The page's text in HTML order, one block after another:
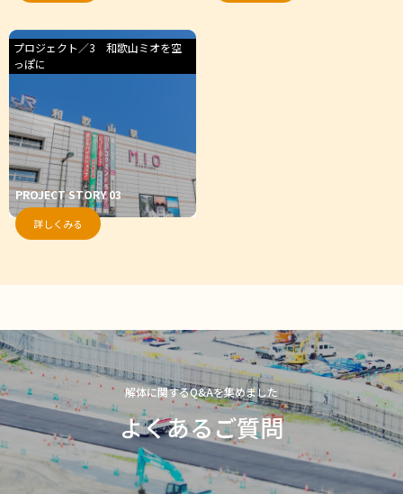
プロジェクト／3 和歌山ミオを空
っぽに
PROJECT STORY 03
詳しくみる
解体に関するQ&Aを集めました
よくあるご質問